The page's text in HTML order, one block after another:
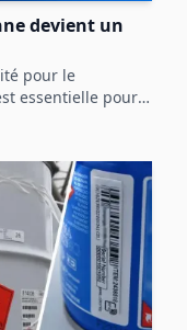
devient un
pour le
essentielle pour
les
en